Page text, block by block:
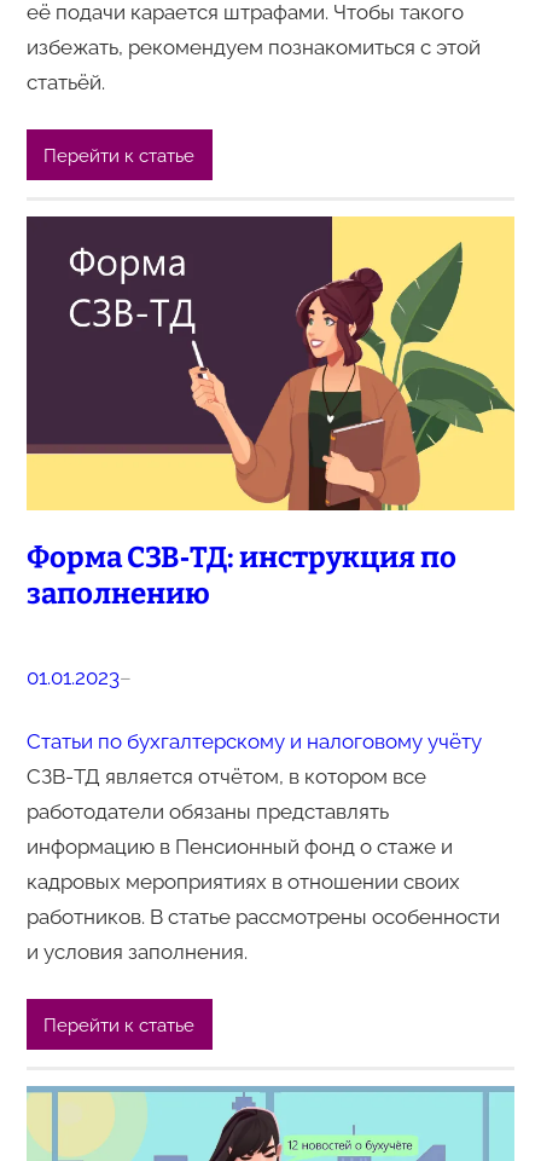
её подачи карается штрафами. Чтобы такого
избежать, рекомендуем познакомиться с этой
статьёй.
Перейти к статье
Форма CЗВ‑ТД: инструкция по
заполнению
01.01.2023–
Статьи по бухгалтерскому и налоговому учёту
СЗВ-ТД является отчётом, в котором все
работодатели обязаны представлять
информацию в Пенсионный фонд о стаже и
кадровых мероприятиях в отношении своих
работников. В статье рассмотрены особенности
и условия заполнения.
Перейти к статье